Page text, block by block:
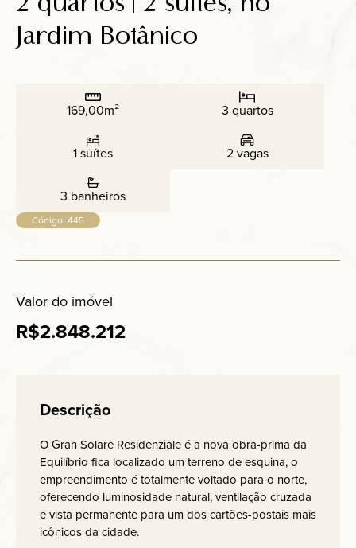
Anuncie
Jardim Botânico
169,00m² 3 quartos
1 suítes 2 vagas
3 banheiros
Código: 445
Valor do imóvel
R$2.848.212
Descrição
O Gran Solare Residenziale é a nova obra-prima da
Equilíbrio fica localizado um terreno de esquina, o
empreendimento é totalmente voltado para o norte,
oferecendo luminosidade natural, ventilação cruzada
e vista permanente para um dos cartões-postais mais
icônicos da cidade.